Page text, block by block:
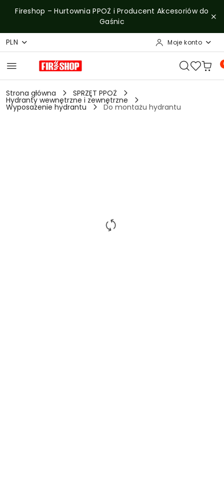
Przejdź do treści głównej
Przejdź do wyszukiwarki
Przejdź do moje konto
Przejdź do menu głównego
Przejdź do opisu produktu
Przejdź do stopki
Fireshop – Hurtownia PPOŻ i Producent Akcesoriów do
Gaśnic
PLN Moje konto
Strona główna SPRZĘT PPOŻ
Hydranty wewnętrzne i zewnętrzne
Wyposażenie hydrantu Do montażu hydrantu